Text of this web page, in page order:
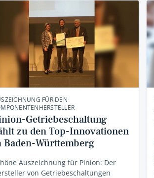
FÜR DEN
Getriebeschaltung
zu den Top-Innovationen
Baden-Württemberg
Auszeichnung für Pinion: Der
von Getriebeschaltungen